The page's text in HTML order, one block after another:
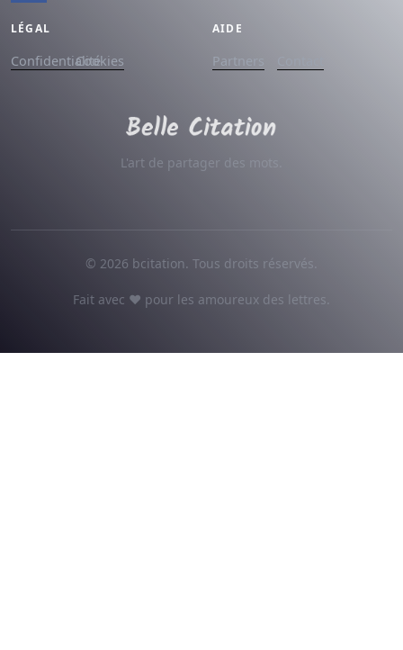
LÉGAL
ConfidentialitéCookies
AIDE
Partners
L'art de partager des mots.
© 2026 bcitation. Tous droits réservés.
Fait avec ♥ pour les amoureux des lettres.